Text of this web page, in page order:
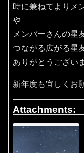
時に兼ねてよりメ
や
メンバーさんの星
つながる広がる星
ありがとうござい
新年度も宜しくお
Attachments: